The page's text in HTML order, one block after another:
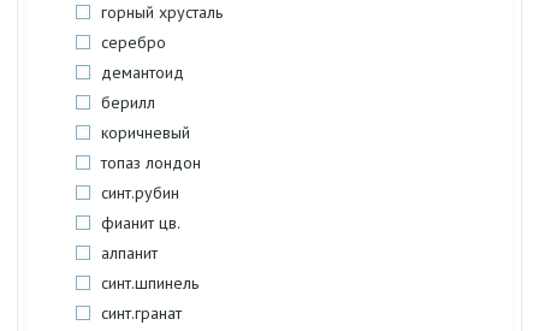
горный хрусталь
серебро
демантоид
берилл
коричневый
топаз лондон
синт.рубин
фианит цв.
алпанит
синт.шпинель
синт.гранат